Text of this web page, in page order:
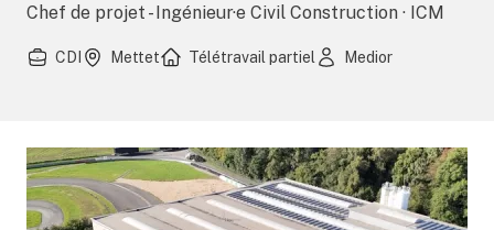
Chef de projet - Ingénieur·e Civil Construction · ICM
CDI Mettet Télétravail partiel Medior